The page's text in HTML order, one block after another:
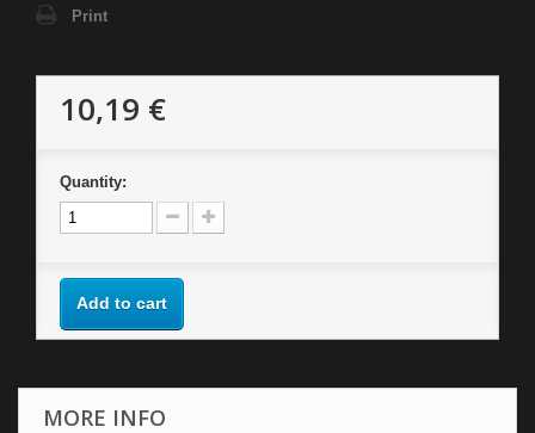
Print
10,19 €
Quantity:
Add to cart
MORE INFO